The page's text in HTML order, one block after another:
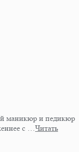
маникюр и педикюр
с …Читать